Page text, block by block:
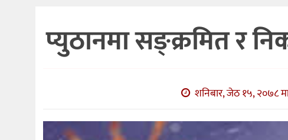
सिफारिस
प्युठानमा सङ्क्रमित र
शनिबार, जेठ १५, २०७८